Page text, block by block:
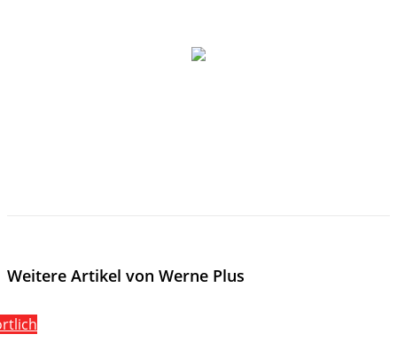
Weitere Artikel von Werne Plus